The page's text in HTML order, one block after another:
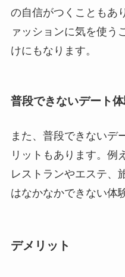
の自信がつくこともあ
ァッションに気を使う
けにもなります。
普段できないデート
また、普段できないデ
リットもあります。例
レストランやエステ、
はなかなかできない体
デメリット